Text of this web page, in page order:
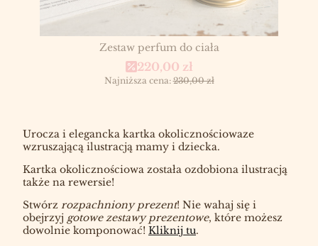
Zestaw perfum do ciała
Cena promocyjna
220,00 zł
Najniższa cena: 230,00 zł
Urocza i elegancka kartka okolicznościowaze
wzruszającą ilustracją mamy i dziecka.
Kartka okolicznościowa została ozdobiona ilustracją
także na rewersie!
Stwórz rozpachniony prezent! Nie wahaj się i
obejrzyj gotowe zestawy prezentowe, które możesz
dowolnie komponować! Kliknij tu.